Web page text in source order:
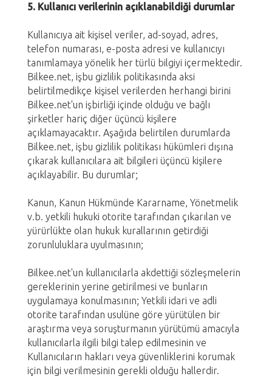
5. Kullanıcı verilerinin açıklanabildiği durumlar
Kullanıcıya ait kişisel veriler, ad-soyad, adres,
telefon numarası, e-posta adresi ve kullanıcıyı
tanımlamaya yönelik her türlü bilgiyi içermektedir.
Bilkee.net, işbu gizlilik politikasında aksi
belirtilmedikçe kişisel verilerden herhangi birini
Bilkee.net'un işbirliği içinde olduğu ve bağlı
şirketler hariç diğer üçüncü kişilere
açıklamayacaktır. Aşağıda belirtilen durumlarda
Bilkee.net, işbu gizlilik politikası hükümleri dışına
çıkarak kullanıcılara ait bilgileri üçüncü kişilere
açıklayabilir. Bu durumlar;
Kanun, Kanun Hükmünde Kararname, Yönetmelik
v.b. yetkili hukuki otorite tarafından çıkarılan ve
yürürlükte olan hukuk kurallarının getirdiği
zorunluluklara uyulmasının;
Bilkee.net'un kullanıcılarla akdettiği sözleşmelerin
gereklerinin yerine getirilmesi ve bunların
uygulamaya konulmasının; Yetkili idari ve adli
otorite tarafından usulüne göre yürütülen bir
araştırma veya soruşturmanın yürütümü amacıyla
kullanıcılarla ilgili bilgi talep edilmesinin ve
Kullanıcıların hakları veya güvenliklerini korumak
için bilgi verilmesinin gerekli olduğu hallerdir.